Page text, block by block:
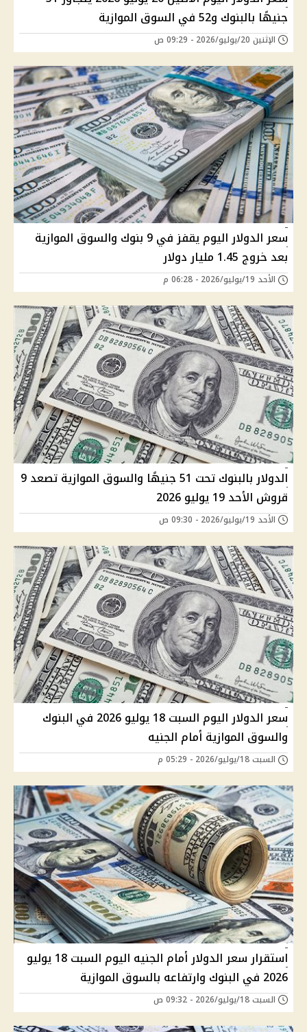
جنيهًا بالبنوك و52 في السوق الموازية
الإثنين 20/يوليو/2026 - 09:29 ص
سعر الدولار اليوم يقفز في 9 بنوك والسوق الموازية
بعد خروج 1.45 مليار دولار
الأحد 19/يوليو/2026 - 06:28 م
الدولار بالبنوك تحت 51 جنيهًا والسوق الموازية تصعد 9
قروش الأحد 19 يوليو 2026
الأحد 19/يوليو/2026 - 09:30 ص
سعر الدولار اليوم السبت 18 يوليو 2026 في البنوك
والسوق الموازية أمام الجنيه
السبت 18/يوليو/2026 - 05:29 م
استقرار سعر الدولار أمام الجنيه اليوم السبت 18 يوليو
2026 في البنوك وارتفاعه بالسوق الموازية
السبت 18/يوليو/2026 - 09:32 ص